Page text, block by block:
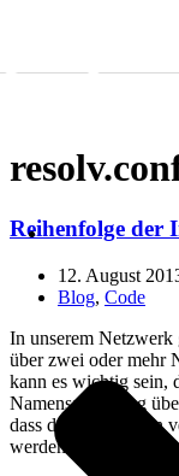
Reihenfolge der
12. August
Blog, Code
In unserem Netzwerk
über zwei oder mehr
kann es wichtig sein,
Namensauflösung
dass die Adressen in
werden.